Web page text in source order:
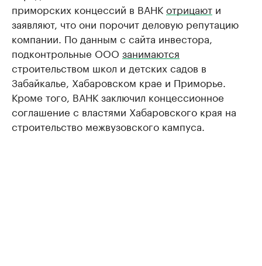
приморских концессий в ВАНКотрицают и
заявляют, что они порочит деловую репутацию
компании. По данным с сайта инвестора,
подконтрольные ООО занимаются
строительством школ и детских садов в
Забайкалье, Хабаровском крае и Приморье.
Кроме того, ВАНК заключил концессионное
соглашение с властями Хабаровского края на
строительство межвузовского кампуса.